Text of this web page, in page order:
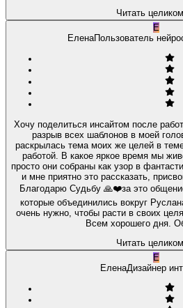
Читать целиком
Е
ЕленаПользователь
Хочу поделиться инсайтом после
разрыв всех шаблонов в моей
раскрылась тема моих же целей в
работой. В какое яркое время мы
просто они собраны как узор в
и мне приятно это рассказать,
Благодарю Судьбу 🙏❤️за это
которые объединились вокруг
очень нужно, чтобы расти в своих
Всем хорошего дня.
Читать целиком
Е
ЕленаДизайнер